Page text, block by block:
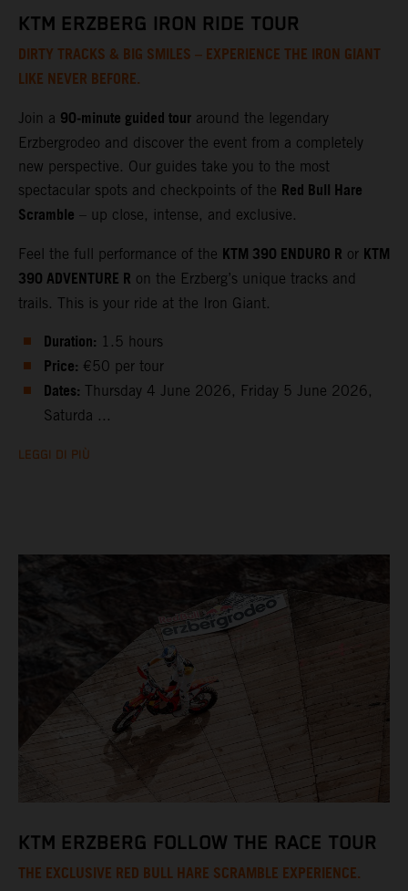
KTM ERZBERG IRON RIDE TOUR
DIRTY TRACKS & BIG SMILES – EXPERIENCE THE IRON GIANT
LIKE NEVER BEFORE.
Join a 90‑minute guided tour around the legendary
Erzbergrodeo and discover the event from a completely
new perspective. Our guides take you to the most
spectacular spots and checkpoints of the Red Bull Hare
Scramble – up close, intense, and exclusive.
Feel the full performance of the KTM 390 ENDURO R or KTM
390 ADVENTURE R on the Erzberg’s unique tracks and
trails. This is your ride at the Iron Giant.
Duration: 1.5 hours
Price: €50 per tour
Dates: Thursday 4 June 2026, Friday 5 June 2026,
Saturda ...
LEGGI DI PIÙ
KTM ERZBERG FOLLOW THE RACE TOUR
THE EXCLUSIVE RED BULL HARE SCRAMBLE EXPERIENCE.